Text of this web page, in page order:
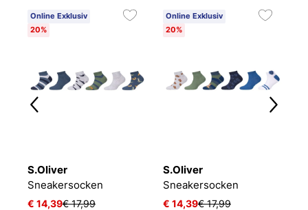
Online Exklusiv
20%
S.Oliver
Sneakersocken
€ 14,39€ 17,99
Online Exklusiv
20%
S.Oliver
Sneakersocken
€ 14,39€ 17,99